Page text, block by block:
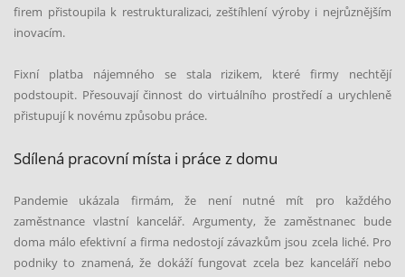
firem přistoupila k restrukturalizaci, zeštíhlení výroby i nejrůznějším
inovacím.
Fixní platba nájemného se stala rizikem, které firmy nechtějí
podstoupit. Přesouvají činnost do virtuálního prostředí a urychleně
přistupují k novému způsobu práce.
Sdílená pracovní místa i práce z domu
Pandemie ukázala firmám, že není nutné mít pro každého
zaměstnance vlastní kancelář. Argumenty, že zaměstnanec bude
doma málo efektivní a firma nedostojí závazkům jsou zcela liché. Pro
podniky to znamená, že dokáží fungovat zcela bez kanceláří nebo